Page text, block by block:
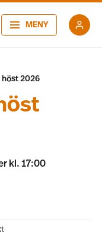
MENY
höst 2026
kl. 17:00